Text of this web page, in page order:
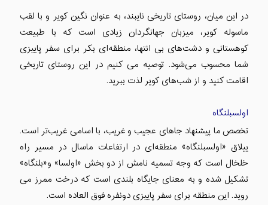
در این میان، روستای تاریخی نایبند، به عنوان نگین کویر و با لقب
ماسوله کویر، میزبان جهانگردان زیادی است که با طبیعت
کوهستانی و دشت‌های بی انتها، منطقه‌ای بکر برای سفر پاییزی
شما محسوب می‌شود. توصیه می کنیم در این روستای تاریخی
اقامت کنید و از شب‌های کویر لذت ببرید.
اولسبلنگاه
تخصص ما پیشنهاد جاهای عجیب و غریب، با اسامی غریب‌تر است.
ییلاق «اولسبلنگاه» منطقه‌ای در ارتفاعات ماسال در مسیر راه
خلخال است که وجه تسمیه نامش از دو بخش «اولسا» و«بلنگاه»
تشکیل شده و به معنای جایگاه بلندی است که درخت ممرز می
روید. این منطقه برای سفر پاییزی دونفره فوق العاده است.